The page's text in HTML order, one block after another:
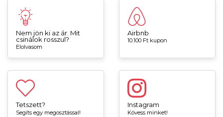
Nem jön ki az ár. Mit
csinálok rosszul?
Elolvasom
Airbnb
10.100 Ft kupon
Tetszett?
Segíts egy megosztással!
Instagram
Kövess minket!